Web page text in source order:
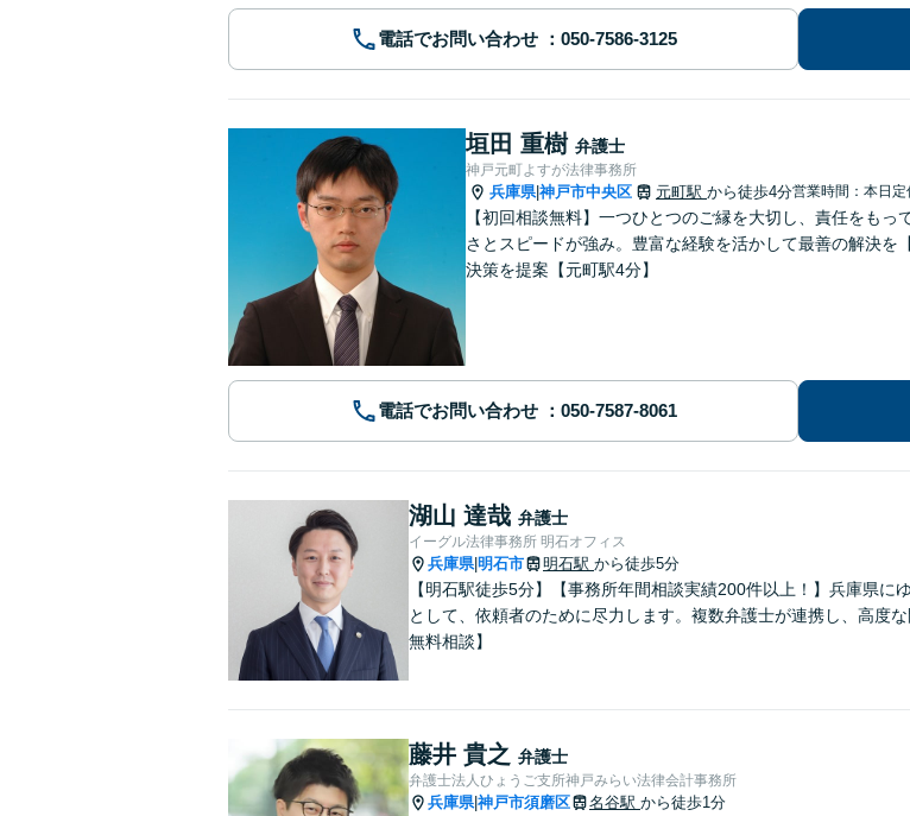
電話でお問い合わせ
垣田 重樹 弁護士
神戸元町よすが法律事務所
兵庫県|神戸市中央区 元町駅 から徒歩4分営業時間：本日定
【初回相談無料】一つひとつのご縁を大切し、責任をも
さとスピードが強み。豊富な経験を活かして最善の解決
決策を提案【元町駅4分】
電話でお問い合わせ
湖山 達哉 弁護士
イーグル法律事務所 明石オフィス
兵庫県|明石市 明石駅 から徒歩5分
【明石駅徒歩5分】【事務所年間相談実績200件以上！】兵庫県に
として、依頼者のために尽力します。複数弁護士が連携し、高度
無料相談】
藤井 貴之 弁護士
弁護士法人ひょうご支所神戸みらい法律会計事務所
兵庫県|神戸市須磨区 名谷駅 から徒歩1分